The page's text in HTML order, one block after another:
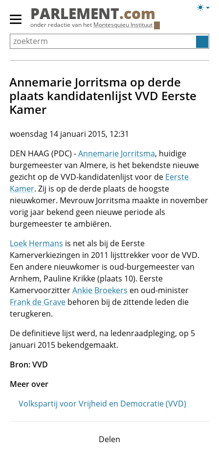
Overslaan
Primair
menu
tonen/verbergen
PARLEMENT.com
onder redactie van het Montesquieu Instituut
Annemarie Jorritsma op derde
plaats kandidatenlijst VVD Eerste
Kamer
woensdag 14 januari 2015, 12:31
DEN HAAG (PDC) -Annemarie Jorritsma, huidige
burgemeester van Almere, is het bekendste nieuwe
gezicht op de VVD-kandidatenlijst voor de Eerste
Kamer. Zij is op de derde plaats de hoogste
nieuwkomer. Mevrouw Jorritsma maakte in november
vorig jaar bekend geen nieuwe periode als
burgemeester te ambiëren.
Loek Hermans is net als bij de Eerste
Kamerverkiezingen in 2011 lijsttrekker voor de VVD.
Een andere nieuwkomer is oud-burgemeester van
Arnhem, Pauline Krikke (plaats 10). Eerste
KamervoorzitterAnkie Broekers en oud-minister
Frank de Grave behoren bij de zittende leden die
terugkeren.
De definitieve lijst werd, na ledenraadpleging, op 5
januari 2015 bekendgemaakt.
Bron: VVD
Meer over
Volkspartij voor Vrijheid en Democratie (VVD)
Delen